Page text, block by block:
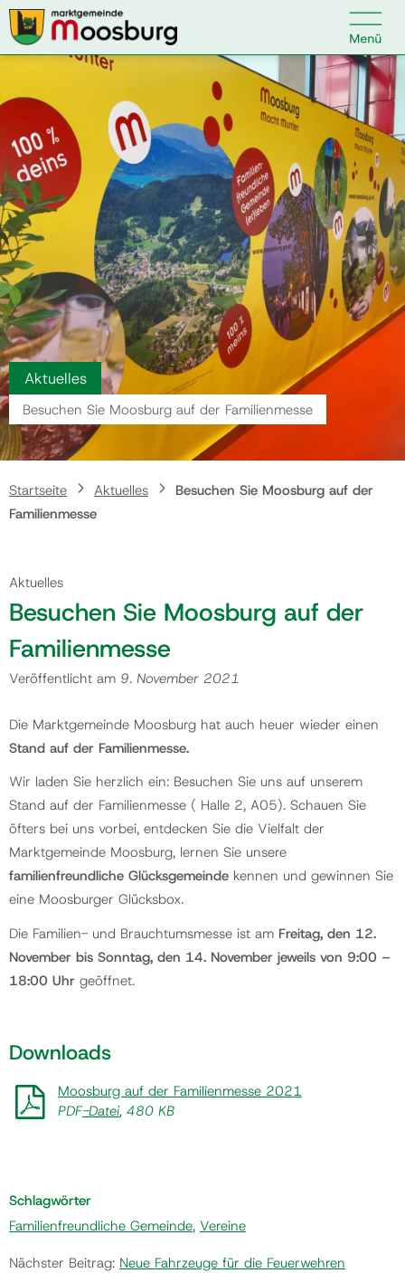
Kontakt 
Suche nach:
Startseite
Kundenservice
Ihr Anliegen
Veranstaltungen
Politik
Gemeinde
Kontakt
Aktuelles
Besuchen Sie Moosburg auf der Familienmesse
Startseite Aktuelles
Besuchen Sie Moosburg auf der
Familienmesse
Aktuelles
Besuchen Sie Moosburg auf der
Familienmesse
Veröffentlicht am 9. November 2021
Die Marktgemeinde Moosburg hat auch heuer wieder einen
Stand auf der Familienmesse.
Wir laden Sie herzlich ein: Besuchen Sie uns auf unserem
Stand auf der Familienmesse ( Halle 2, A05). Schauen Sie
öfters bei uns vorbei, entdecken Sie die Vielfalt der
Marktgemeinde Moosburg, lernen Sie unsere
familienfreundliche Glücksgemeinde kennen und gewinnen Sie
eine Moosburger Glücksbox.
Die Familien- und Brauchtumsmesse ist am Freitag, den 12.
November bis Sonntag, den 14. November jeweils von 9:00 –
18:00 Uhr geöffnet.
Downloads
Moosburg auf der Familienmesse 2021
PDF-Datei, 480 KB
Schlagwörter
Familienfreundliche Gemeinde, Vereine
Nächster Beitrag: Neue Fahrzeuge für die Feuerwehren